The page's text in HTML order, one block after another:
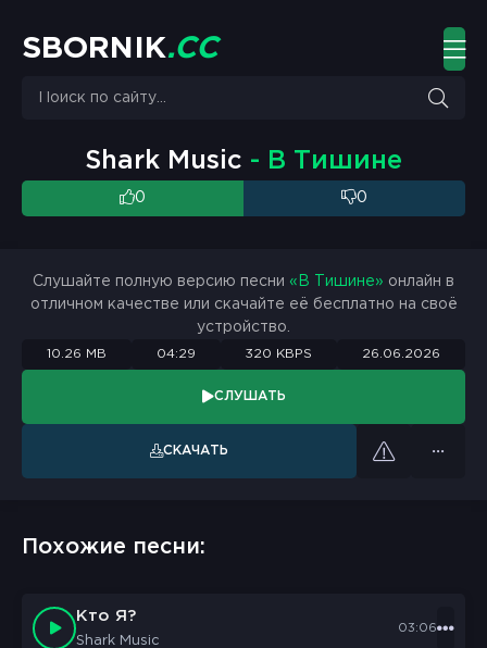
S BO R N K.CC
Shark Music - В Тишине
0 0
Слушайте полную версию песни «В Тишине» онлайн в
отличном качестве или скачайте её бесплатно на своё
устройство.
10.26 MB 04:29 320 KBPS 26.06.2026
СЛУШАТЬ
СКАЧАТЬ
Похожие песни:
Кто Я?
Shark Music
03:06